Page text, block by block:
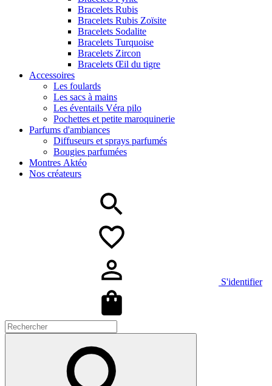
Bracelets Rubis
Bracelets Rubis Zoïsite
Bracelets Sodalite
Bracelets Turquoise
Bracelets Zircon
Bracelets Œil du tigre
Accessoires
Les foulards
Les sacs à mains
Les éventails Véra pilo
Pochettes et petite maroquinerie
Parfums d'ambiances
Diffuseurs et sprays parfumés
Bougies parfumées
Montres Aktéo
Nos créateurs
S'identifier